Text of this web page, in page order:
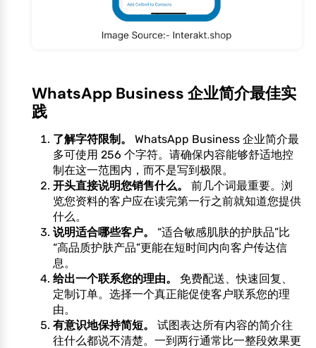
WhatsApp Business 企业简介最佳实
践
了解字符限制。
WhatsApp Business 企业简介最
多可使用 256 个字符。请确保内容能够舒适地控
制在这一范围内，而不是写到极限。
开头直接说明您销售什么。
前几个词最重要。浏
览您资料的客户应在读完第一行之前就知道您提供
什么。
说明适合哪些客户。
“适合敏感肌肤的护肤品”比
“高品质护肤产品”更能在短时间内向客户传达信
息。
给出一个联系您的理由。
免费配送、快速回复、
定制订单。选择一个真正能促使客户联系您的理
由。
有意识地保持简短。
试图表达所有内容的简介往
往什么都说不清楚。一到两行通常比一整段效果更